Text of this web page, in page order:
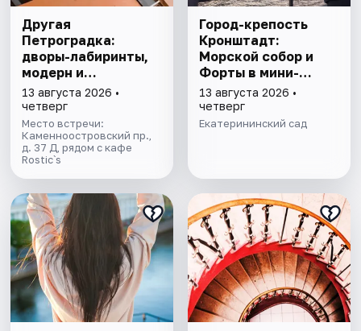
Другая
Петроградка:
дворы-лабиринты,
модерн и
киноистории в мини
группе
13 августа 2026 •
четверг
Место встречи:
Каменноостровский пр.,
д. 37 Д, рядом с кафе
Rostic`s
Город-крепость
Кронштадт:
Морской собор и
Форты в мини-
группе
13 августа 2026 •
четверг
Екатерининский сад